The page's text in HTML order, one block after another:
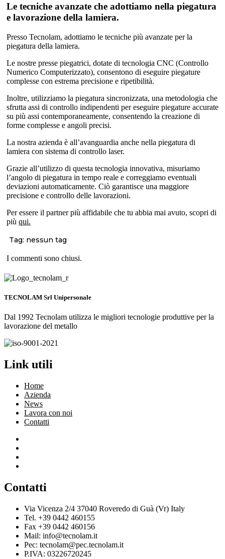
Le tecniche avanzate che adottiamo nella piegatura
e lavorazione della lamiera.
Presso Tecnolam, adottiamo le tecniche più avanzate per la
piegatura della lamiera.
Le nostre presse piegatrici, dotate di tecnologia CNC (Controllo
Numerico Computerizzato), consentono di eseguire piegature
complesse con estrema precisione e ripetibilità.
Inoltre, utilizziamo la piegatura sincronizzata, una metodologia che
sfrutta assi di controllo indipendenti per eseguire piegature accurate
su più assi contemporaneamente, consentendo la creazione di
forme complesse e angoli precisi.
La nostra azienda è all’avanguardia anche nella piegatura di
lamiera con sistema di controllo laser.
Grazie all’utilizzo di questa tecnologia innovativa, misuriamo
l’angolo di piegatura in tempo reale e correggiamo eventuali
deviazioni automaticamente. Ciò garantisce una maggiore
precisione e controllo delle lavorazioni.
Per essere il partner più affidabile che tu abbia mai avuto, scopri di
più qui.
Tag: nessun tag
I commenti sono chiusi.
TECNOLAM Srl Unipersonale
Dal 1992 Tecnolam utilizza le migliori tecnologie produttive per la
lavorazione del metallo
Link utili
Home
Azienda
News
Lavora con noi
Contatti
Contatti
Via Vicenza 2/4 37040 Roveredo di Guà (Vr) Italy
Tel. +39 0442 460155
Fax +39 0442 460156
Mail: info@tecnolam.it
Pec: tecnolam@pec.tecnolam.it
P.IVA: 03226720245